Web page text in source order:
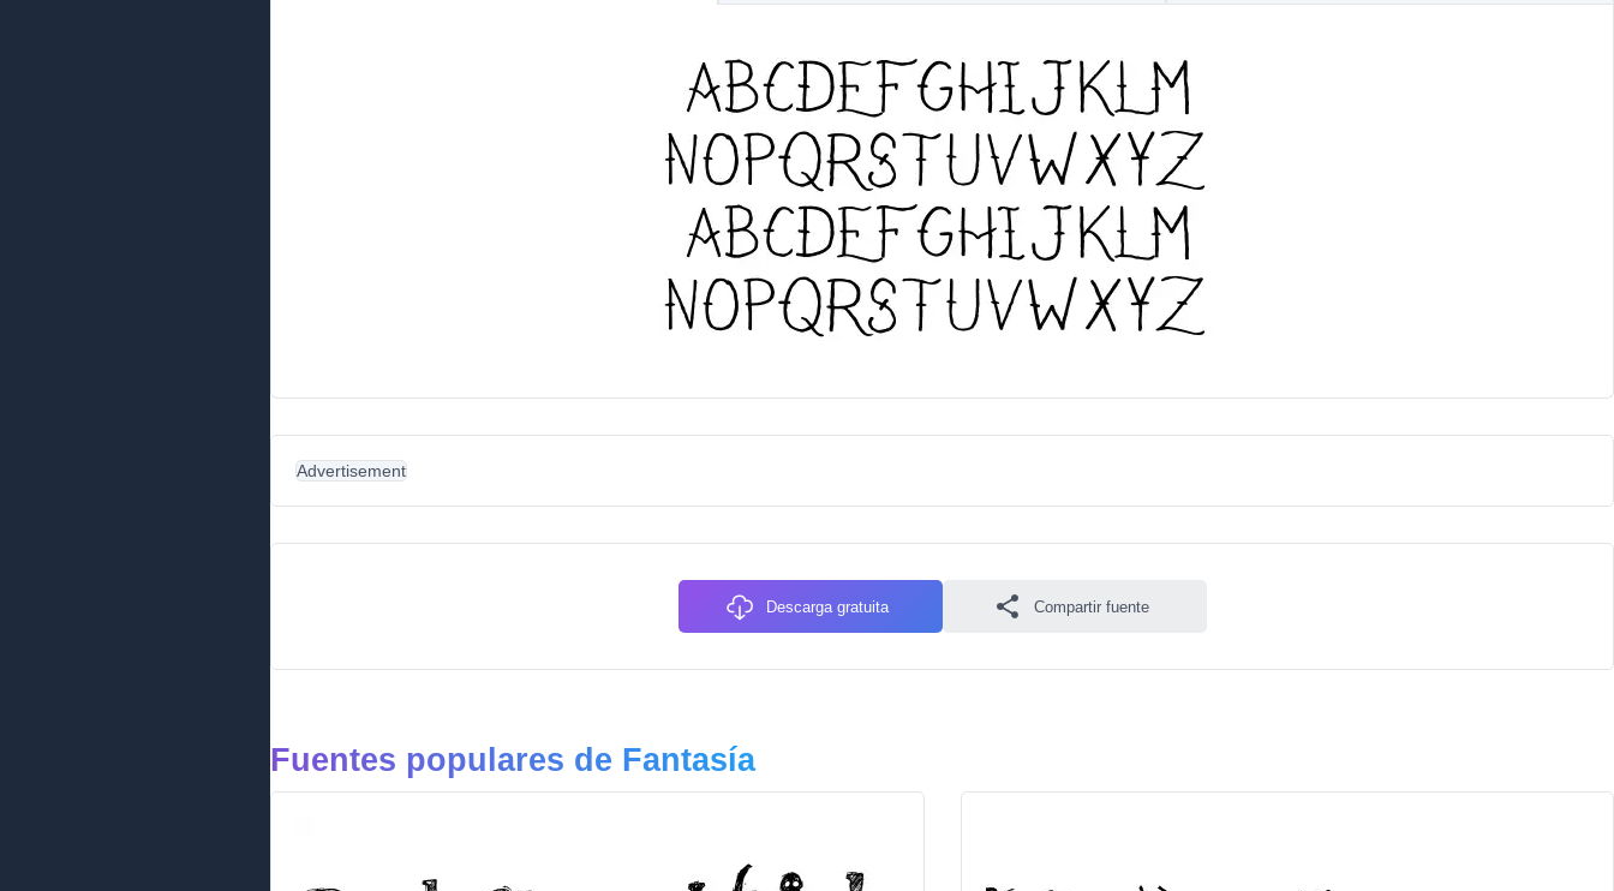
Advertisement
Descarga gratuita Compartir fuente
Fuentes populares de Fantasía